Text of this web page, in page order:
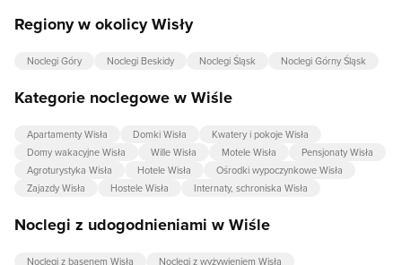
Regiony w okolicy Wisły
Noclegi Góry Noclegi Beskidy Noclegi Śląsk Noclegi Górny Śląsk
Kategorie noclegowe w Wiśle
Apartamenty Wisła Domki Wisła
Kwatery i pokoje Wisła
Domy wakacyjne Wisła
Wille Wisła Motele Wisła
Pensjonaty Wisła
Agroturystyka Wisła
Hotele Wisła
Ośrodki wypoczynkowe Wisła
Zajazdy Wisła
Hostele Wisła Internaty, schroniska Wisła
Noclegi z udogodnieniami w Wiśle
Noclegi z basenem Wisła
Noclegi z wyżywieniem Wisła